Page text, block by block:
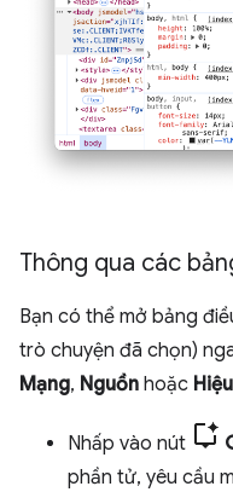
Thông qua các
Bạn có thể mở bảng
trò chuyện đã chọn)
Mạng, Nguồn hoặc
Nhấp vào nút
phần tử, yêu cầu